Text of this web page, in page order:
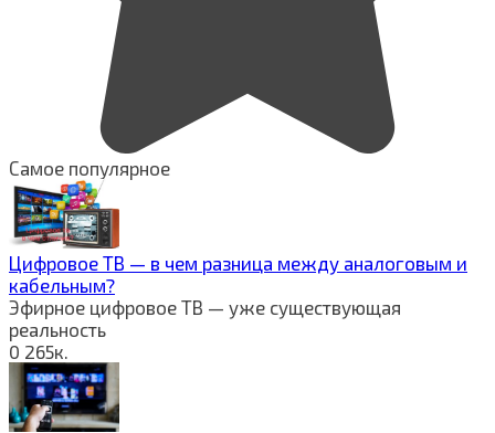
Самое популярное
Цифровое ТВ — в чем разница между аналоговым и
кабельным?
Эфирное цифровое ТВ — уже существующая
реальность
0 265к.